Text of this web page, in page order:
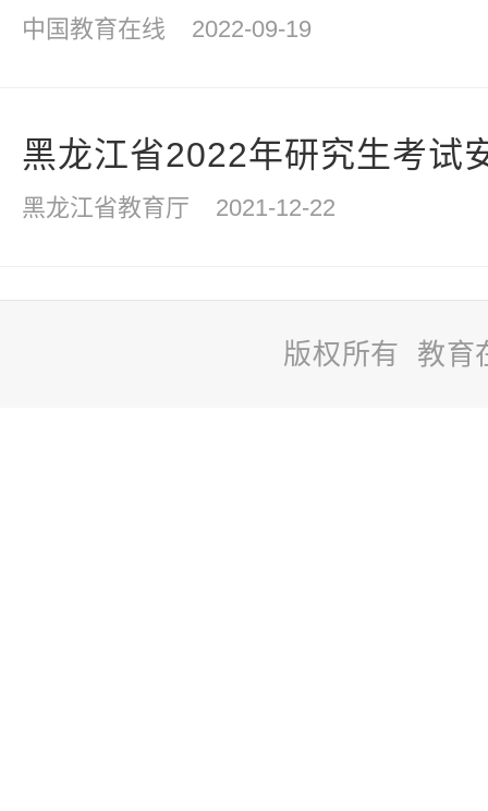
中国教育在线 2022-09-19
黑龙江省2022年研究生考试
黑龙江省教育厅 2021-12-22
版权所有 教育